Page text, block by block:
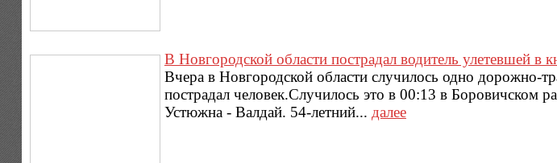
В Новгородской области пострадал водитель улетевшей в
Вчера в Новгородской области случилось одно дорожно-
пострадал человек.Случилось это в 00:13 в Боровичском
Устюжна - Валдай. 54-летний... далее